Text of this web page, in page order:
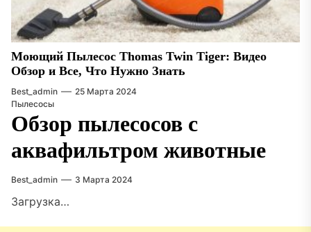
Моющий Пылесос Thomas Twin Tiger: Видео
Обзор и Все, Что Нужно Знать
Best_admin
25 Марта 2024
Пылесосы
Обзор пылесосов с
аквафильтром животные
Best_admin 3 Марта 2024
Загрузка…